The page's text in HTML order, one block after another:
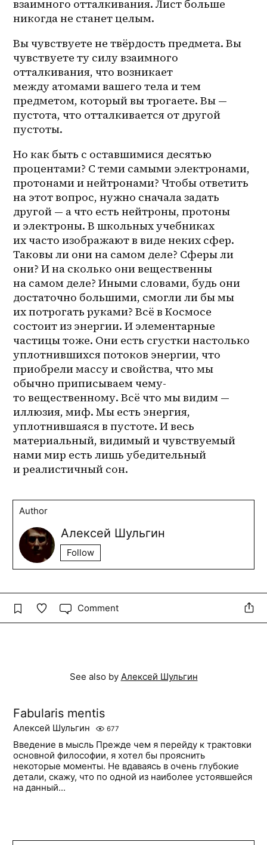
взаимного отталкивания. Лист больше
никогда не станет целым.
Вы чувствуете не твёрдость предмета. Вы
чувствуете ту силу взаимного
отталкивания, что возникает
между атомами вашего тела и тем
предметом, который вы трогаете. Вы —
пустота, что отталкивается от другой
пустоты.
Но как быть с оставшимися десятью
процентами? С теми самыми электронами,
протонами и нейтронами? Чтобы ответить
на этот вопрос, нужно сначала задать
другой — а что есть нейтроны, протоны
и электроны. В школьных учебниках
их часто изображают в виде неких сфер.
Таковы ли они на самом деле? Сферы ли
они? И на сколько они вещественны
на самом деле? Иными словами, будь они
достаточно большими, смогли ли бы мы
их потрогать руками? Всё в Космосе
состоит из энергии. И элементарные
частицы тоже. Они есть сгустки настолько
уплотнившихся потоков энергии, что
приобрели массу и свойства, что мы
обычно приписываем чему-
то вещественному. Всё что мы видим —
иллюзия, миф. Мы есть энергия,
уплотнившаяся в пустоте. И весь
материальный, видимый и чувствуемый
нами мир есть лишь убедительный
и реалистичный сон.
Author
Алексей Шульгин
Follow
Comment
See also by Алексей Шульгин
Fabularis mentis
Алексей Шульгин 677
Введение в мысль Прежде чем я перейду к трактовки
основной философии, я хотел бы прояснить
некоторые моменты. Не вдаваясь в очень глубокие
детали, скажу, что по одной из наиболее устоявшейся
на данный...